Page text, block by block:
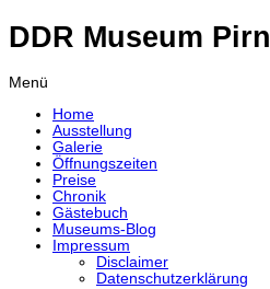
DDR Museum
Menü
Home
Ausstellung
Galerie
Öffnungszeiten
Preise
Chronik
Gästebuch
Museums-Blog
Impressum
Disclaimer
Datenschutzerklärung